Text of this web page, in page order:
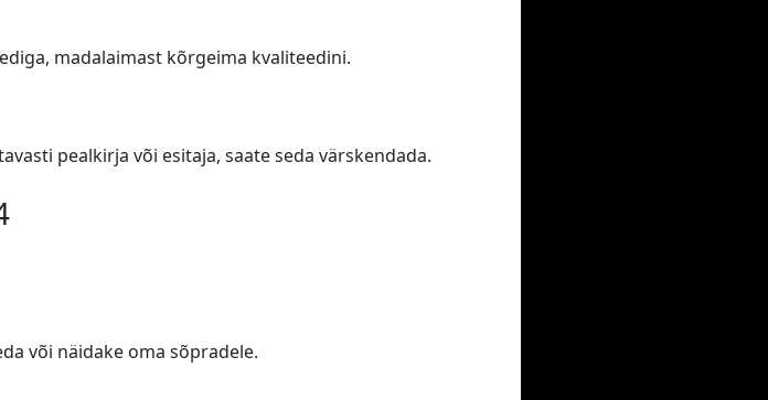
madalaimast kõrgeima kvaliteedini.
pealkirja või esitaja, saate seda värskendada.
või näidake oma sõpradele.